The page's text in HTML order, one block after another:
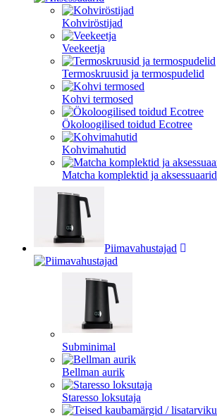
Kohviröstijad
Veekeetja
Termoskruusid ja termospudelid
Kohvi termosed
Ökoloogilised toidud Ecotree
Kohvimahutid
Matcha komplektid ja aksessuaarid
Piimavahustajad
Subminimal
Bellman aurik
Staresso loksutaja